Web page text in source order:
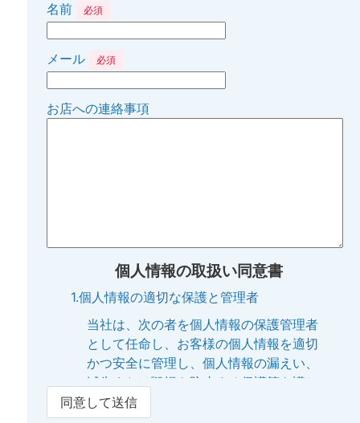
名前 必須
メール 必須
お店への連絡事項
個人情報の取扱い同意書
1.個人情報の適切な保護と管理者
当社は、次の者を個人情報の保護管理者
として任命し、お客様の個人情報を適切
かつ安全に管理し、個人情報の漏えい、
滅失または毀損を防止する保護策を講じ
ています。
同意して送信